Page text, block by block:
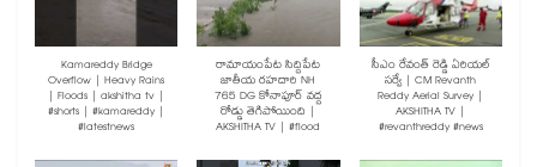
Kamareddy Bridge
Overflow | Heavy Rains
| Floods | akshitha tv |
#shorts | #kamareddy |
#latestnews
రామాయంపేట సిద్దిపేట
జాతీయ రహదారి NH
765 DG కోనాపూర్ వద్ద
రోడ్డు తెగిపోయింది |
AKSHITHA TV | #flood
సీఎం రేవంత్ రెడ్డి ఏరియల్
సర్వే | CM Revanth
Reddy Aerial Survey |
AKSHITHA TV |
#revanthreddy #news